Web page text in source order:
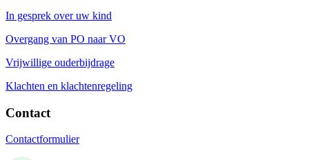
In gesprek over uw kind
Overgang van PO naar VO
Vrijwillige ouderbijdrage
Klachten en klachtenregeling
Contact
Contactformulier